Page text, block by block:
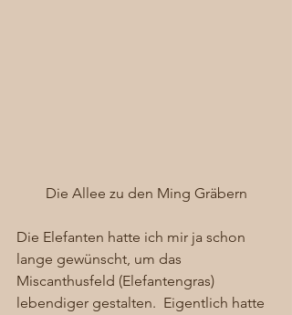
Die Allee zu den Ming Gräbern
Die Elefanten hatte ich mir ja schon
lange gewünscht, um das
Miscanthusfeld (Elefantengras)
lebendiger gestalten.  Eigentlich hatte